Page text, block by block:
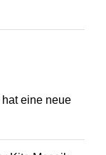
eine neue